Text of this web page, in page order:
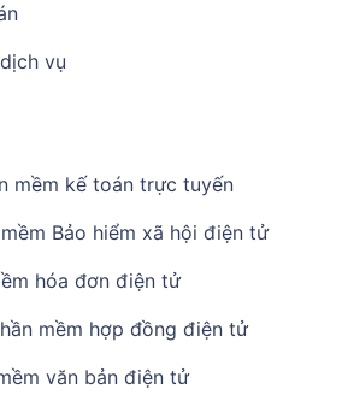
vụ
mềm kế toán trực tuyến
Bảo hiểm xã hội điện tử
hóa đơn điện tử
mềm hợp đồng điện tử
văn bản điện tử